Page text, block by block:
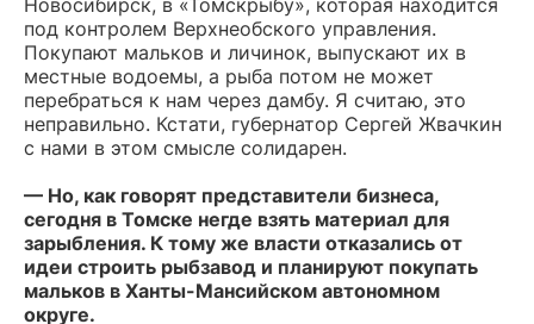
Новосибирск, в «Томскрыбу», которая находится
под контролем Верхнеобского управления.
Покупают мальков и личинок, выпускают их в
местные водоемы, а рыба потом не может
перебраться к нам через дамбу. Я считаю, это
неправильно. Кстати, губернатор Сергей Жвачкин
с нами в этом смысле солидарен.
— Но, как говорят представители бизнеса,
сегодня в Томске негде взять материал для
зарыбления. К тому же власти отказались от
идеи строить рыбзавод и планируют покупать
мальков в Ханты-Мансийском автономном
округе.